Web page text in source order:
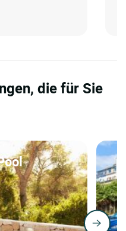
die für Sie